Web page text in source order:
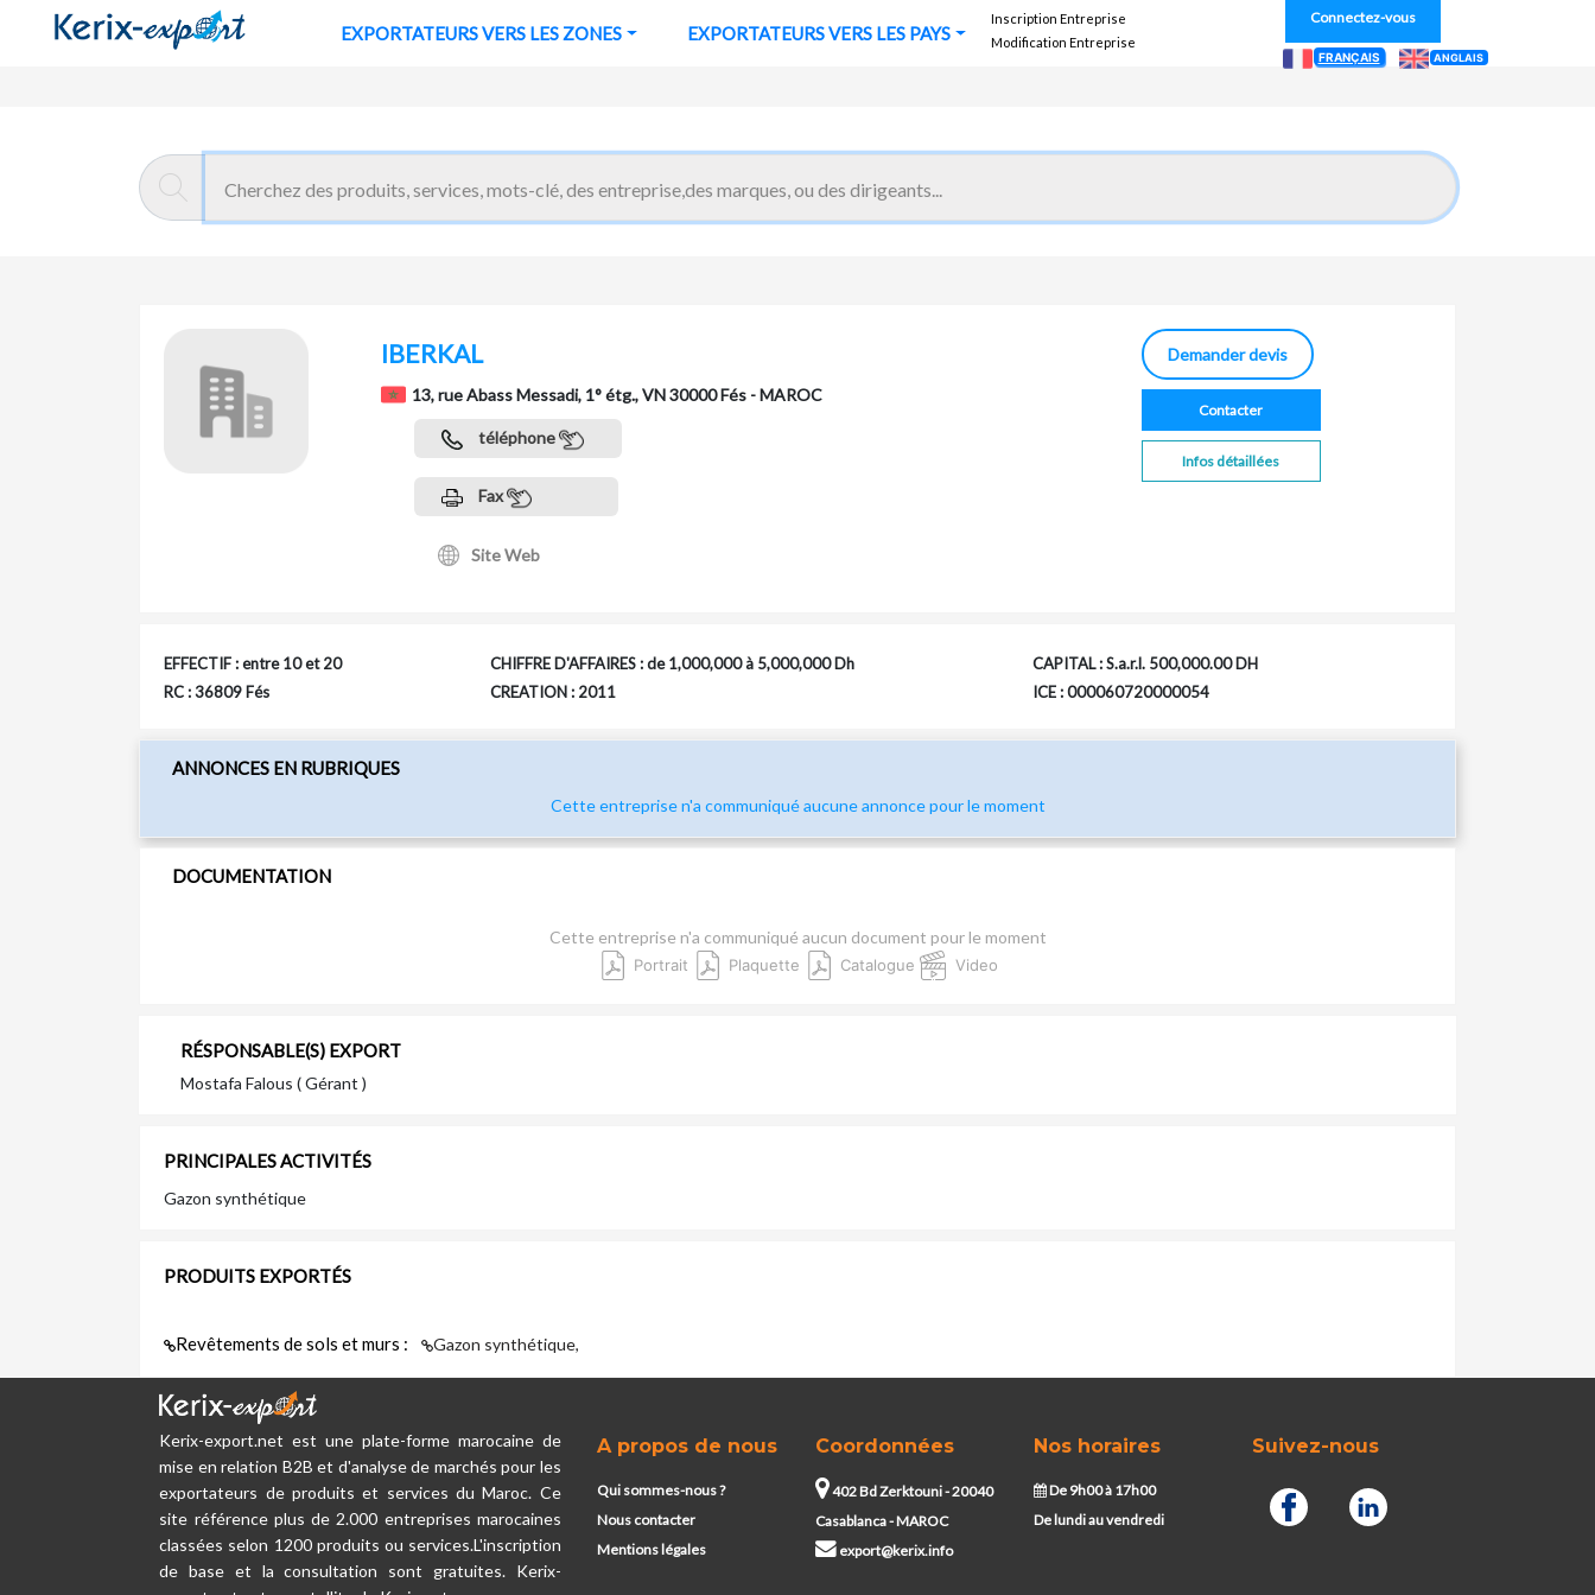
EXPORTATEURS VERS LES ZONES EXPORTATEURS VERS LES PAYS
Inscription Entreprise
Modification Entreprise
Connectez-vous
FRANÇAIS ANGLAIS
IBERKAL
13, rue Abass Messadi, 1° étg., VN 30000 Fés - MAROC
téléphone
Fax
Site Web
Demander devis
Contacter
Infos détaillées
EFFECTIF : entre 10 et 20 CHIFFRE D'AFFAIRES : de 1,000,000 à 5,000,000 Dh
CAPITAL : S.a.r.l. 500,000.00 DH
RC : 36809 Fés
CREATION : 2011 ICE : 000060720000054
ANNONCES EN RUBRIQUES
Cette entreprise n'a communiqué aucune annonce pour le moment
DOCUMENTATION
Cette entreprise n'a communiqué aucun document pour le moment
Portrait Plaquette Catalogue Video
RÉSPONSABLE(S) EXPORT
Mostafa Falous ( Gérant )
PRINCIPALES ACTIVITÉS
Gazon synthétique
PRODUITS EXPORTÉS
Revêtements de sols et murs : Gazon synthétique,
Kerix-export.net est une plate-forme marocaine de
mise en relation B2B et d'analyse de marchés pour les
exportateurs de produits et services du Maroc. Ce
site référence plus de 2.000 entreprises marocaines
classées selon 1200 produits ou services.L'inscription
de base et la consultation sont gratuites. Kerix-
A propos de nous
Qui sommes-nous ?
Nous contacter
Mentions légales
Coordonnées
402 Bd Zerktouni - 20040
Casablanca - MAROC
export@kerix.info
Nos horaires
De 9h00 à 17h00
De lundi au vendredi
Suivez-nous